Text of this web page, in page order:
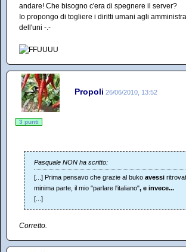
andare! Che bisogno c'era di spegnere il server?
Io propongo di togliere i diritti umani agli
dell'uni -.-
Propoli 26/06/2010, 13:52
3 punti
Pasquale NON ha scritto:
[...] Prima pensavo che grazie al buko avessi
minima parte, il mio "parlare l'italiano", e invece...
[...]
Corretto.